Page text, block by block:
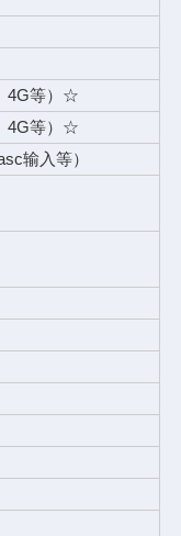
4G等）☆
4G等）☆
输入等）